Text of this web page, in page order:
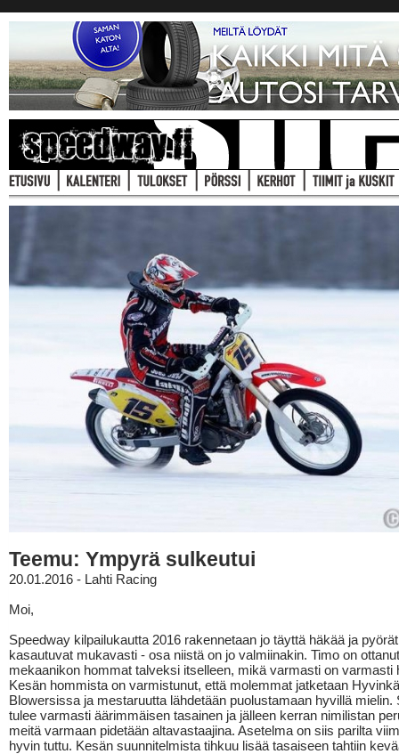
Teemu: Ympyrä sulkeutui
20.01.2016 - Lahti Racing
Moi,
Speedway kilpailukautta 2016 rakennetaan jo täyttä häkää ja pyörät
kasautuvat mukavasti - osa niistä on jo valmiinakin. Timo on ottanut
mekaanikon hommat talveksi itselleen, mikä varmasti on varmasti
Kesän hommista on varmistunut, että molemmat jatketaan
Blowersissa ja mestaruutta lähdetään puolustamaan hyvillä mielin.
tulee varmasti äärimmäisen tasainen ja jälleen kerran nimilistan
meitä varmaan pidetään altavastaajina. Asetelma on siis parilta
hyvin tuttu. Kesän suunnitelmista tihkuu lisää tasaiseen tahtiin